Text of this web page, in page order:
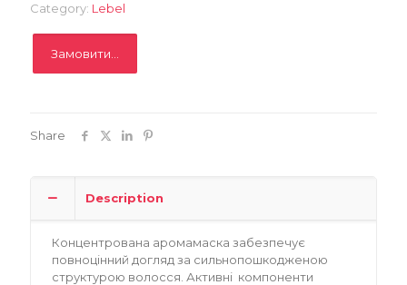
Category: Lebel
Замовити...
Share
Description
Концентрована аромамаска забезпечує
повноцінний догляд за сильнопошкодженою
структурою волосся. Активні компоненти